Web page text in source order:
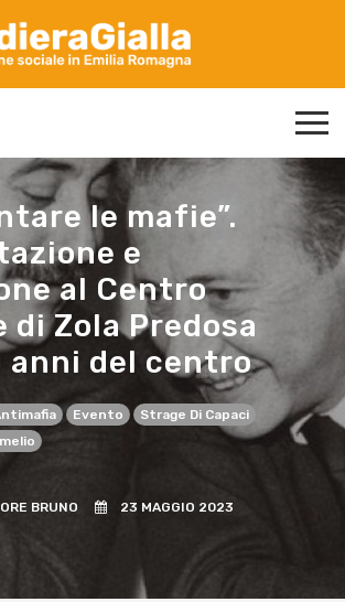
le mafie”.
e
al Centro
di Zola Predosa
anni del centro
Evento
Strage Di Capaci
BRUNO 23 MAGGIO 2023